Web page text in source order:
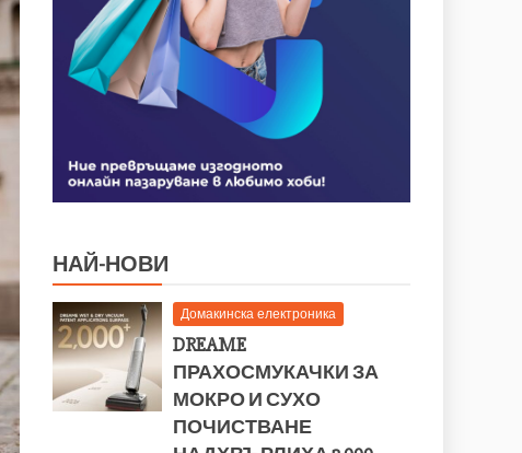
НАЙ-НОВИ
Домакинска електроника
DREAME
ПРАХОСМУКАЧКИ ЗА
МОКРО И СУХО
ПОЧИСТВАНЕ